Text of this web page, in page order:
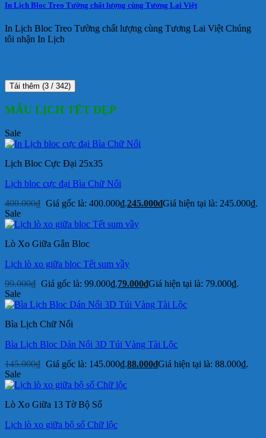
In Lịch Bloc Treo Tường chất lượng cùng Tương Lai Việt
In Lịch Bloc Treo Tường chất lượng cùng Tương Lai Việt Chúng
tôi nhận In Lịch
Tải thêm (3 / 342)
MẪU LỊCH TẾT ĐẸP
Sale
Lịch Bloc Cực Đại 25x35
Lịch bloc cực đại Bìa Chữ Nổi
400.000₫ Giá gốc là: 400.000₫.245.000₫Giá hiện tại là: 245.000₫.
Sale
Lò Xo Giữa Gắn Bloc
Lịch lò xo giữa bloc Tết sum vầy
99.000₫ Giá gốc là: 99.000₫.79.000₫Giá hiện tại là: 79.000₫.
Sale
Bìa Lịch Chữ Nổi
Bìa Lịch Bloc Dán Nổi 3D Túi Vàng Tài Lộc
145.000₫ Giá gốc là: 145.000₫.88.000₫Giá hiện tại là: 88.000₫.
Sale
Lò Xo Giữa 13 Tờ Bộ Số
Lịch lò xo giữa bộ số Chữ lộc